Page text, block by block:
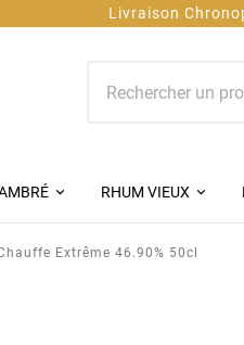
Offerte dès 130€ en
RHUM VIEUX
Extrême 46.90% 50cl